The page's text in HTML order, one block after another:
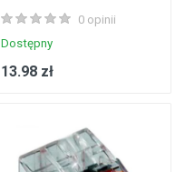
0 opinii
Dostępny
13.98 zł